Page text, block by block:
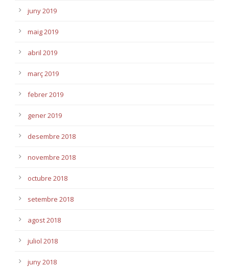
juny 2019
maig 2019
abril 2019
març 2019
febrer 2019
gener 2019
desembre 2018
novembre 2018
octubre 2018
setembre 2018
agost 2018
juliol 2018
juny 2018